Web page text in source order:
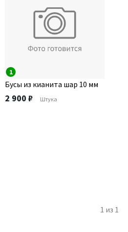
1
Бусы из кианита шар 10 мм
2 900 ₽ Штука
1 из 1